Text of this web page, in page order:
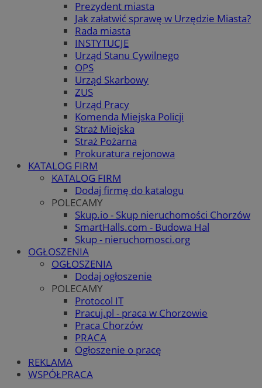
Prezydent miasta
Jak załatwić sprawę w Urzędzie Miasta?
Rada miasta
INSTYTUCJE
Urząd Stanu Cywilnego
OPS
Urząd Skarbowy
ZUS
Urząd Pracy
Komenda Miejska Policji
Straż Miejska
Straż Pożarna
Prokuratura rejonowa
KATALOG FIRM
KATALOG FIRM
Dodaj firmę do katalogu
POLECAMY
Skup.io - Skup nieruchomości Chorzów
SmartHalls.com - Budowa Hal
Skup - nieruchomosci.org
OGŁOSZENIA
OGŁOSZENIA
Dodaj ogłoszenie
POLECAMY
Protocol IT
Pracuj.pl - praca w Chorzowie
Praca Chorzów
PRACA
Ogłoszenie o pracę
REKLAMA
WSPÓŁPRACA